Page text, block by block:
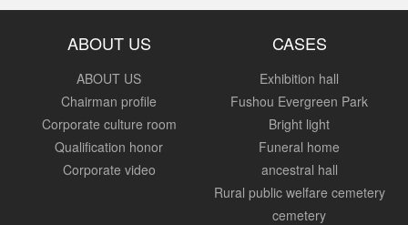
ABOUT US
ABOUT US
Chairman profile
Corporate culture room
Qualification honor
Corporate video
CASES
Exhibition hall
Fushou Evergreen Park
Bright light
Funeral home
ancestral hall
Rural public welfare cemetery
cemetery